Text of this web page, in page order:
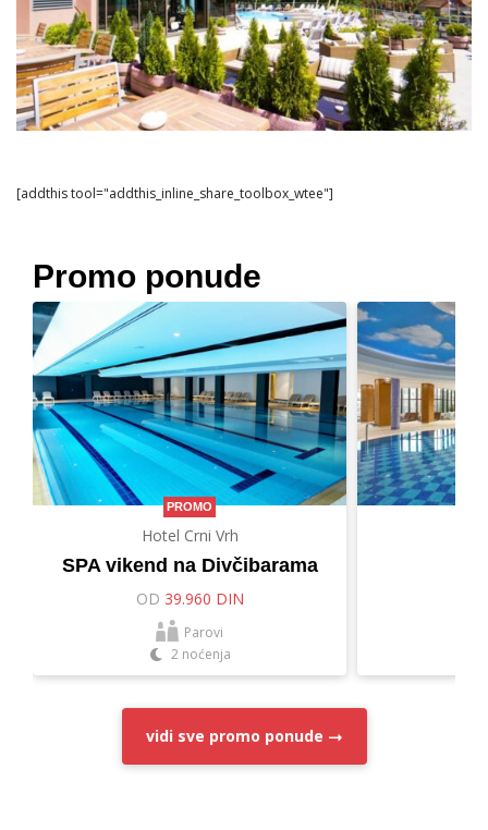
[addthis tool="addthis_inline_share_toolbox_wtee"]
Promo ponude
PROMO
Hotel Crni Vrh
SPA vikend na Divčibarama
OD 39.960 DIN
Parovi
2 noćenja
vidi sve promo ponude